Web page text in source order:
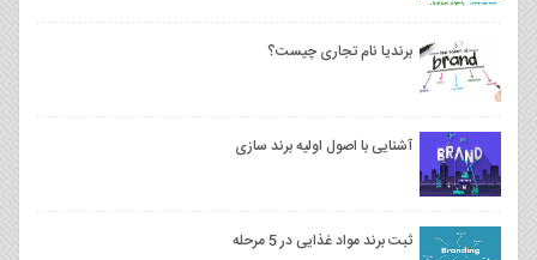
برندیا نام تجاری چیست؟
آشنایی با اصول اولیه‌ برند سازی
ثبت برند مواد غذایی در 5 مرحله